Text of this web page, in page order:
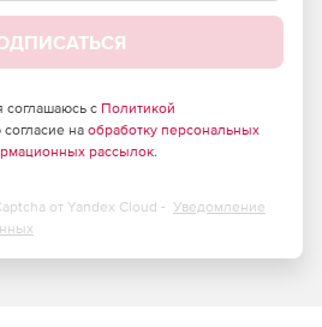
соглашаюсь с Политикой
на обработку персональных
рассылок.
от Yandex Cloud - Уведомление